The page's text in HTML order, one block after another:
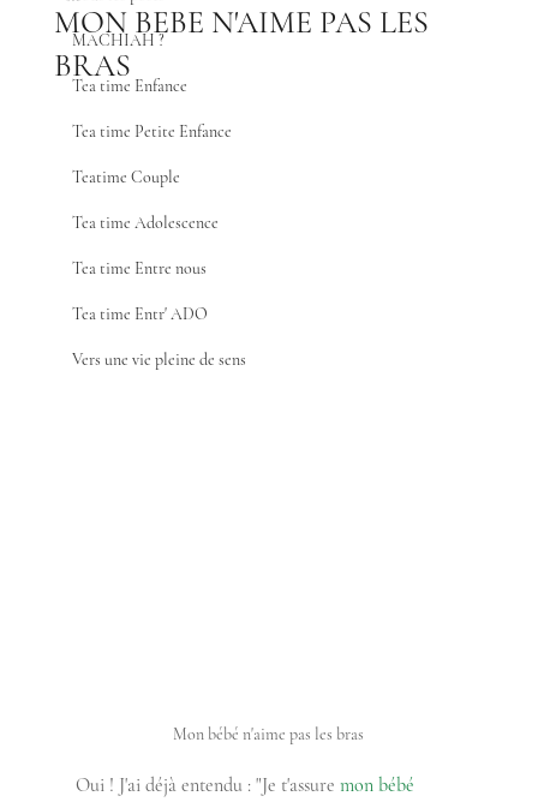
MACHIAH ?
Tea time Enfance
Tea time Petite Enfance
Teatime Couple
Tea time Adolescence
Tea time Entre nous
Tea time Entr' ADO
Vers une vie pleine de sens
MON BEBE N'AIME PAS LES
BRAS
Mon bébé n'aime pas les bras
Oui ! J'ai déjà entendu : "Je t'assure mon bébé